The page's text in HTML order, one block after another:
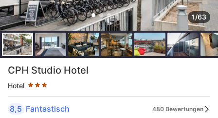
1/63
CPH Studio Hotel
Hotel
Sternekategorie: 3 Sterne
8,5 Fantastisch 480 Bewertungen